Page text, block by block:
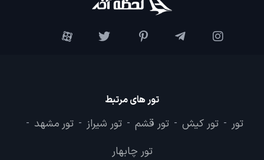
تور های مرتبط
تور - تور کیش - تور قشم - تور شیراز - تور مشهد -
تور چابهار